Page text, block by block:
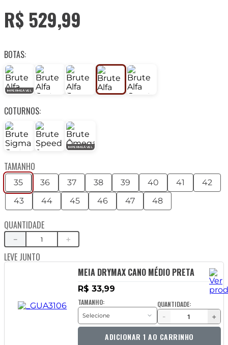
R$ 529,99
BOTAS:
IMPERMEÁVEL
COTURNOS:
IMPERMEÁVEL
TAMANHO
35 36 37 38 39 40 41
42
43
44 45 46 47 48
QUANTIDADE
＋
－
LEVE JUNTO
MEIA DRYMAX CANO MÉDIO PRETA
R$ 33,99
TAMANHO:
QUANTIDADE:
-
+
ADICIONAR 1 AO CARRINHO